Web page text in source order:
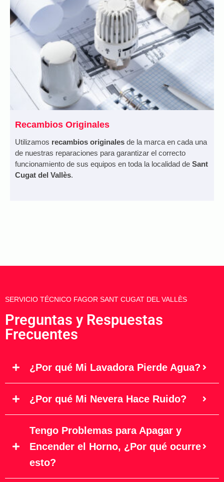
Recambios Originales
Utilizamos recambios originales de la marca en cada una
de nuestras reparaciones para garantizar el correcto
funcionamiento de sus equipos en toda la localidad de Sant
Cugat del Vallès.
SERVICIO TÉCNICO FAGOR SANT CUGAT DEL VALLÈS
Preguntas y Respuestas
Frecuentes
¿Por qué Mi Lavadora Pierde Agua?
¿Por qué Mi Nevera Hace Ruido?
Tengo Problemas para Apagar y
Encender el Horno, ¿Por qué ocurre
esto?